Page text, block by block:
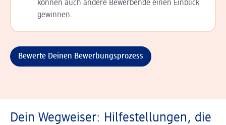
können auch andere Bewerbende einen Einblick
gewinnen.
Bewerte Deinen Bewerbungsprozess
Dein Wegweiser: Hilfestellungen, die